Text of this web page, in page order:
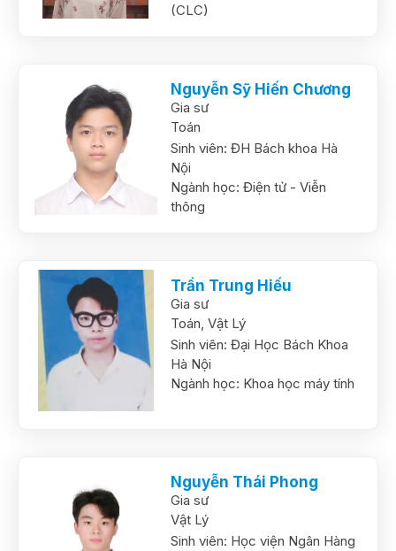
(CLC)
Nguyễn Sỹ Hiến Chương
Gia sư
Toán
Sinh viên: ĐH Bách khoa Hà
Nội
Ngành học: Điện tử - Viễn
thông
Trần Trung Hiếu
Gia sư
Toán,Vật Lý
Sinh viên: Đại Học Bách Khoa
Hà Nội
Ngành học: Khoa học máy tính
Nguyễn Thái Phong
Gia sư
Vật Lý
Sinh viên: Học viện Ngân Hàng